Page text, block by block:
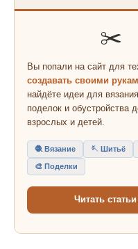
✂️
Вы попали на сайт для
создавать своими
найдёте идеи для
поделок и обустройства
взрослых и детей.
🧶 Вязание 🪡 Шитьё
🎨 Поделки
Читать